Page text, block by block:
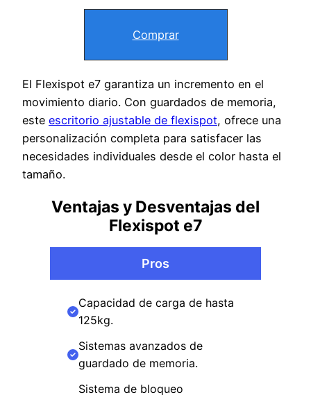
Comprar
El Flexispot e7 garantiza un incremento en el
movimiento diario. Con guardados de memoria,
este escritorio ajustable de flexispot, ofrece una
personalización completa para satisfacer las
necesidades individuales desde el color hasta el
tamaño.
Ventajas y Desventajas del
Flexispot e7
Pros
Capacidad de carga de hasta
125kg.
Sistemas avanzados de
guardado de memoria.
Sistema de bloqueo